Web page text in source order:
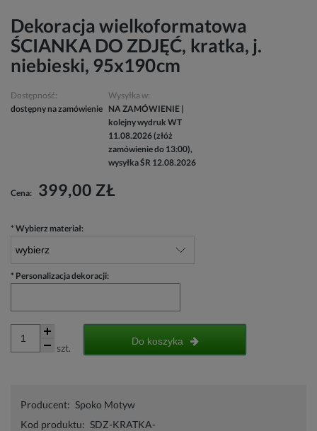
Dekoracja wielkoformatowa
ŚCIANKA DO ZDJĘĆ, kratka, j.
niebieski, 95x190cm
Dostępność:
dostępny na zamówienie
Wysyłka w:
NA ZAMÓWIENIE |
kolejny wydruk WT
11.08.2026 (złóż
zamówienie do 13:00),
wysyłka ŚR 12.08.2026
Cena: 399,00 ZŁ
* Wybierz materiał:
* Personalizacja dekoracji:
szt.
Do koszyka
Producent: Spoko Motyw
Kod produktu: SDZ-KRATKA-